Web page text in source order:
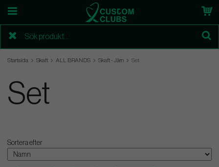
Startsida Skaft ALL BRANDS Skaft - Järn Set
Set
Sortera efter